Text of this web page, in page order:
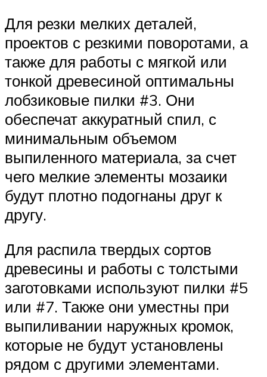
Для резки мелких деталей,
проектов с резкими поворотами, а
также для работы с мягкой или
тонкой древесиной оптимальны
лобзиковые пилки #3. Они
обеспечат аккуратный спил, с
минимальным объемом
выпиленного материала, за счет
чего мелкие элементы мозаики
будут плотно подогнаны друг к
другу.
Для распила твердых сортов
древесины и работы с толстыми
заготовками используют пилки #5
или #7. Также они уместны при
выпиливании наружных кромок,
которые не будут установлены
рядом с другими элементами.